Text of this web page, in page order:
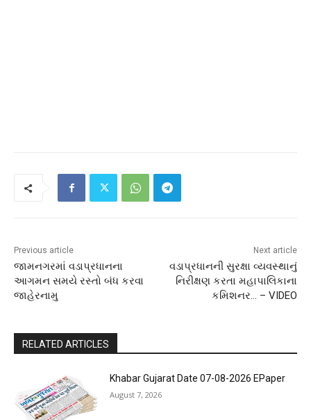
Previous article
જામનગરમાં વડાપ્રધાનના
આગમન સમયે રસ્તો બંધ કરવા
જાહેરનામુ
Next article
વડાપ્રધાનની સુરક્ષા વ્યવસ્થાનું
નિરીક્ષણ કરતા મહાપાલિકાના
કમિશનર… – VIDEO
RELATED ARTICLES
Khabar Gujarat Date 07-08-2026 EPaper
August 7, 2026